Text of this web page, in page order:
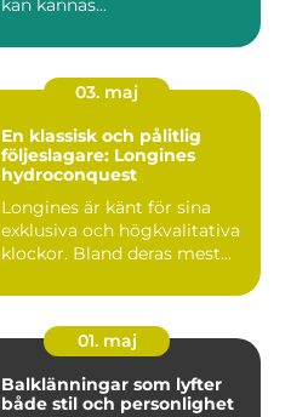
kan kännas...
03. maj
En klassisk och pålitlig
följeslagare: Longines
hydroconquest
Longines är känt för sina
exklusiva och högkvalitativa
klockor. Bland deras mest...
01. maj
Balklänningar som lyfter
både stil och personlighet